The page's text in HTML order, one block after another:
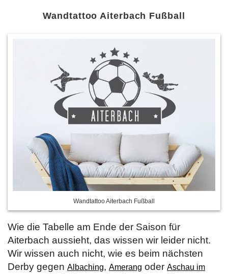
Wandtattoo Aiterbach Fußball
Wandtattoo Aiterbach Fußball
Wie die Tabelle am Ende der Saison für
Aiterbach aussieht, das wissen wir leider nicht.
Wir wissen auch nicht, wie es beim nächsten
Derby gegen Albaching, Amerang oder Aschau im